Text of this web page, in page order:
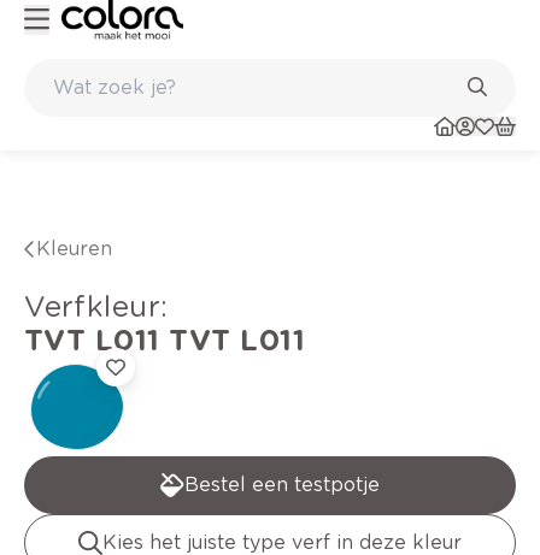
Kleuren
verfkleur:
TVT L011 TVT L011
Bestel een testpotje
Kies het juiste type verf in deze kleur